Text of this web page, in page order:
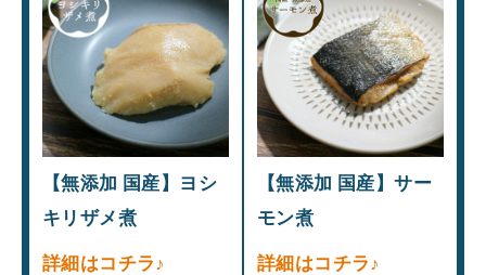
【無添加 国産】ヨシ
キリザメ煮
詳細はコチラ♪
【無添加 国産】サー
モン煮
詳細はコチラ♪